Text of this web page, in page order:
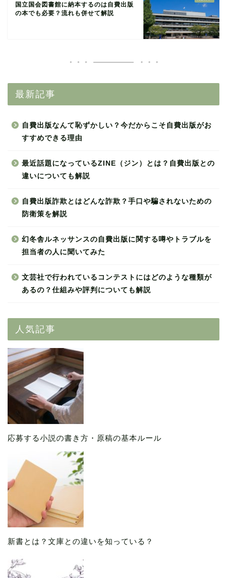
国立国会図書館に納本するのは自費出版
の本でも必要？流れも併せて解説
最新記事
自費出版なんて恥ずかしい？今だからこそ自費出版がお
すすめできる理由
最近話題になっているZINE（ジン）とは？自費出版との
違いについても解説
自費出版詐欺とはどんな詐欺？手口や騙されないための
防衛策を解説
幻冬舎ルネッサンスの自費出版に関する噂やトラブルを
担当者の人に聞いてみた
文芸社で行われているコンテストにはどのような種類が
あるの？仕組みや評判についても解説
人気記事
応募する小説の書き方・原稿の基本ルール
新書とは？文庫との違いを知っている？